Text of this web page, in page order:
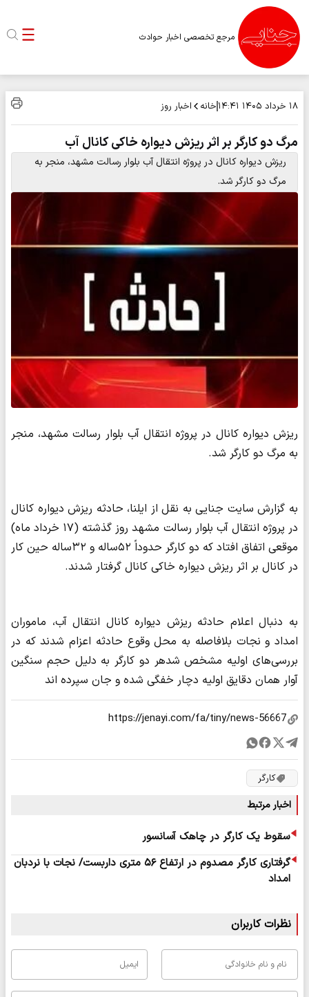
مرجع تخصصی اخبار حوادث
۱۸ خرداد ۱۴۰۵ ۱۴:۴۱ خانه اخبار روز
مرگ دو کارگر بر اثر ریزش دیواره خاکی کانال آب
ریزش دیواره کانال در پروژه انتقال آب بلوار رسالت مشهد، منجر به
مرگ دو کارگر شد.
ریزش دیواره کانال در پروژه انتقال آب بلوار رسالت مشهد، منجر
به مرگ دو کارگر شد.
به گزارش سایت جنایی به نقل از ایلنا، حادثه ریزش دیواره کانال
در پروژه انتقال آب بلوار رسالت مشهد روز گذشته (۱۷ خرداد ماه)
موقعی اتفاق افتاد که دو کارگر حدوداً ۵۲ساله و ۳۲ساله حین کار
در کانال بر اثر ریزش دیواره خاکی کانال گرفتار شدند.
به دنبال اعلام حادثه ریزش دیواره کانال انتقال آب، ماموران
امداد و نجات بلافاصله به محل وقوع حادثه اعزام شدند که در
بررسی‌های اولیه مشخص شدهر دو کارگر به دلیل حجم سنگین
آوار همان دقایق اولیه دچار خفگی شده و جان سپرده اند
کارگر
اخبار مرتبط
سقوط یک کارگر در چاهک آسانسور
گرفتاری کارگر مصدوم در ارتفاع ۵۶ متری داربست/ نجات با نردبان
امداد
نظرات کاربران